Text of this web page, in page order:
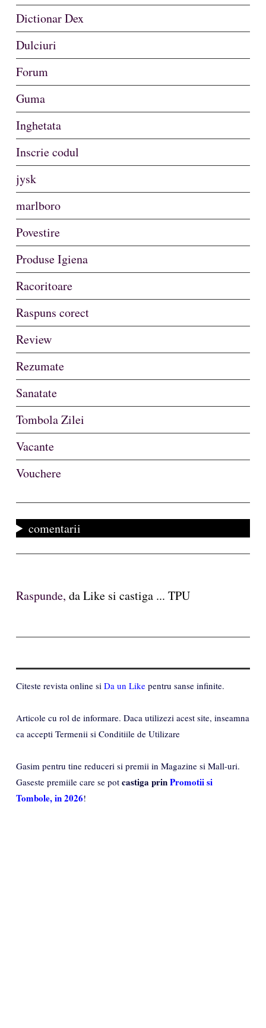
Dictionar Dex
Dulciuri
Forum
Guma
Inghetata
Inscrie codul
jysk
marlboro
Povestire
Produse Igiena
Racoritoare
Raspuns corect
Review
Rezumate
Sanatate
Tombola Zilei
Vacante
Vouchere
comentarii
Raspunde, da Like si castiga ... TPU
Citeste revista online si Da un Like pentru sanse infinite.
Articole cu rol de informare. Daca utilizezi acest site, inseamna
ca accepti Termenii si Conditiile de Utilizare
Gasim pentru tine reduceri si premii in Magazine si Mall-uri.
Gaseste premiile care se pot castiga prinPromotii si
Tombole, in 2026!